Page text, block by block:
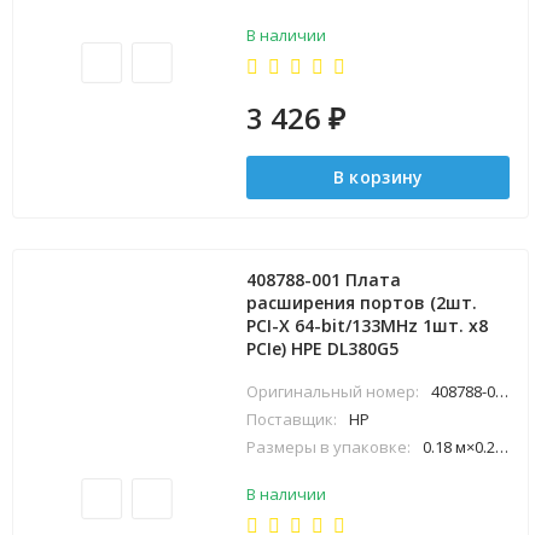
В наличии
3 426₽
В корзину
408788-001 Плата
расширения портов (2шт.
PCI-X 64-bit/133MHz 1шт. x8
PCIe) HPE DL380G5
Оригинальный номер:
408788-001
Поставщик:
HP
Размеры в упаковке:
0.18 м×0.28 м×0.48 м
В наличии